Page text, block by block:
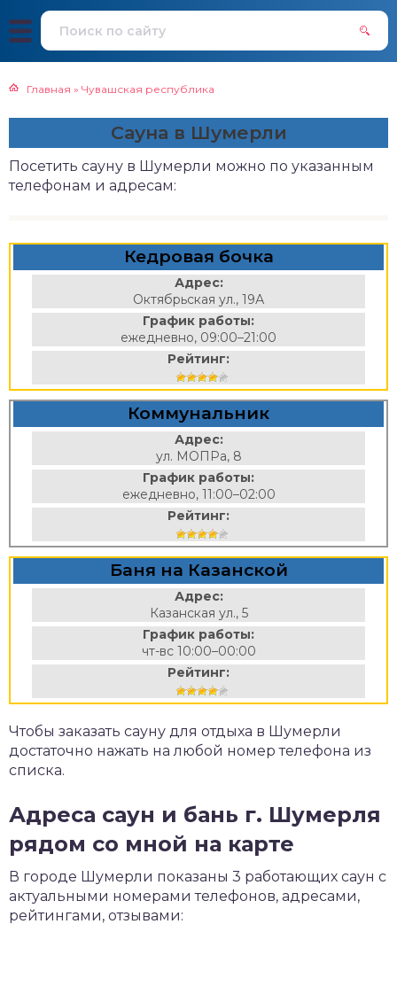
Главная » Чувашская республика
Сауна в Шумерли
Посетить сауну в Шумерли можно по указанным
телефонам и адресам:
Кедровая бочка
Адрес:
Октябрьская ул., 19А
График работы:
ежедневно, 09:00–21:00
Рейтинг:
Коммунальник
Адрес:
ул. МОПРа, 8
График работы:
ежедневно, 11:00–02:00
Рейтинг:
Баня на Казанской
Адрес:
Казанская ул., 5
График работы:
чт-вс 10:00–00:00
Рейтинг:
Чтобы заказать сауну для отдыха в Шумерли
достаточно нажать на любой номер телефона из
списка.
Адреса саун и бань г. Шумерля
рядом со мной на карте
В городе Шумерли показаны 3 работающих саун с
актуальными номерами телефонов, адресами,
рейтингами, отзывами: